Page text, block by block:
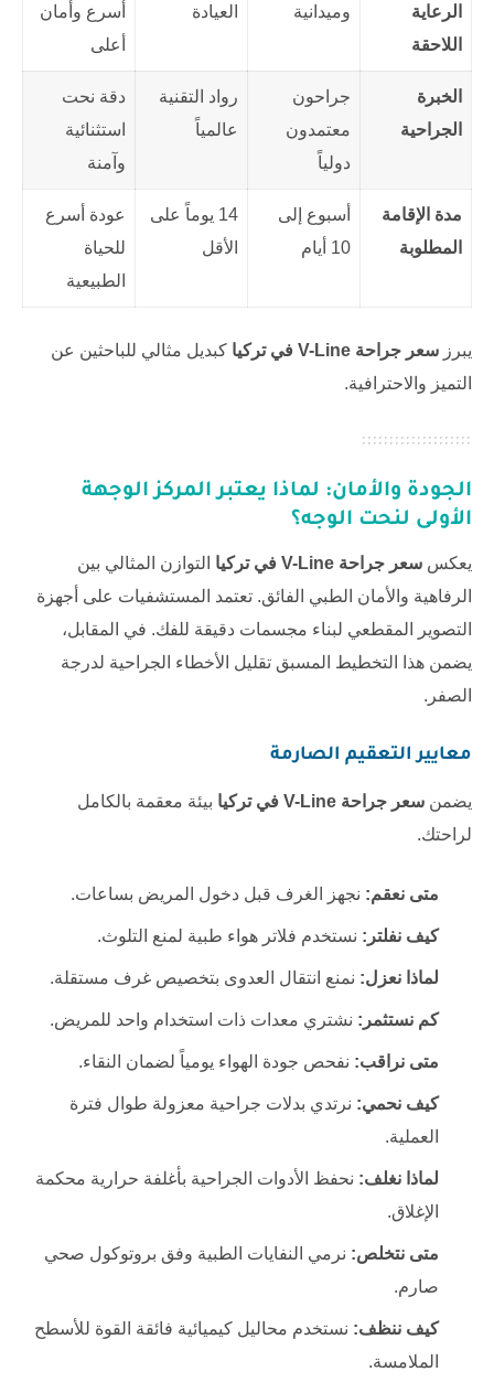
الرعاية
اللاحقة
وميدانية
العيادة
أسرع وأمان
أعلى
الخبرة
الجراحية
جراحون
معتمدون
دولياً
رواد التقنية
عالمياً
دقة نحت
استثنائية
وآمنة
مدة الإقامة
المطلوبة
أسبوع إلى
10 أيام
14 يوماً على
الأقل
عودة أسرع
للحياة
الطبيعية
يبرز سعر جراحة V-Line في تركيا
كبديل مثالي للباحثين عن
التميز والاحترافية.
الجودة والأمان: لماذا يعتبر المركز الوجهة
الأولى لنحت الوجه؟
يعكس سعر جراحة V-Line في تركيا
التوازن المثالي بين
الرفاهية والأمان الطبي الفائق. تعتمد المستشفيات على أجهزة
التصوير المقطعي لبناء مجسمات دقيقة للفك. في المقابل،
يضمن هذا التخطيط المسبق تقليل الأخطاء الجراحية لدرجة
الصفر.
معايير التعقيم الصارمة
يضمن سعر جراحة V-Line في تركيا
بيئة معقمة بالكامل
لراحتك.
متى نعقم: نجهز الغرف قبل دخول المريض بساعات.
كيف نفلتر: نستخدم فلاتر هواء طبية لمنع التلوث.
لماذا نعزل: نمنع انتقال العدوى بتخصيص غرف مستقلة.
كم نستثمر: نشتري معدات ذات استخدام واحد للمريض.
متى نراقب: نفحص جودة الهواء يومياً لضمان النقاء.
كيف نحمي: نرتدي بدلات جراحية معزولة طوال فترة
العملية.
لماذا نغلف: نحفظ الأدوات الجراحية بأغلفة حرارية محكمة
الإغلاق.
متى نتخلص: نرمي النفايات الطبية وفق بروتوكول صحي
صارم.
كيف ننظف: نستخدم محاليل كيميائية فائقة القوة للأسطح
الملامسة.